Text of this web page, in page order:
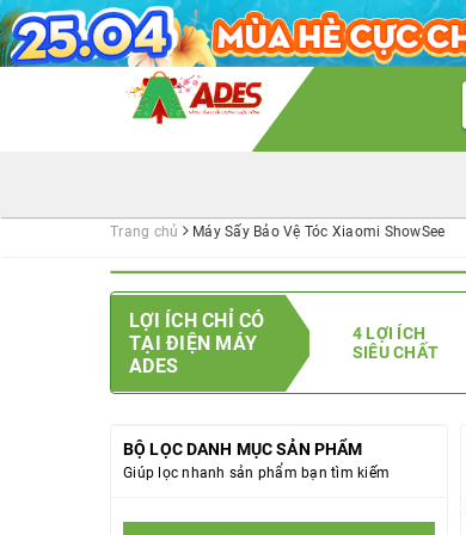
Trang chủ Máy Sấy Bảo Vệ Tóc Xiaomi ShowSee
LỢI ÍCH CHỈ CÓ
TẠI ĐIỆN MÁY
ADES
4 LỢI ÍCH
SIÊU CHẤT
BỘ LỌC DANH MỤC SẢN PHẨM
Giúp lọc nhanh sản phẩm bạn tìm kiếm